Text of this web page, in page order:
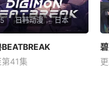
日韩动漫 日本
兽BEATBREAK
入野自由
潘惠美
41集